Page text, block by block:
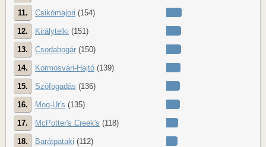
11. Csikómajori (154)
12. Királytelki (151)
13. Csodabogár (150)
14. Kormosvári-Hajtó (139)
15. Szófogadás (136)
16. Mog-Ur's (135)
17. McPotter's Creek's (118)
18. Barátpataki (112)